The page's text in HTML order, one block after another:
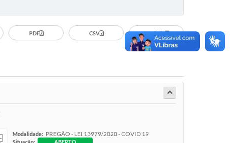
PDF CSV Imprimir
Modalidade: PREGÃO - LEI 13979/2020 - COVID 19
Situação: ABERTO